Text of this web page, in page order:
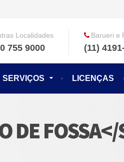
SERVIÇOS LICENÇAS
Localidades
755 9000
Barueri e
(11)
DE